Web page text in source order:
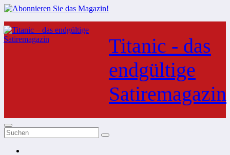
Zum
Inhalt
springen
Titanic - das
endgültige
Satiremagazin